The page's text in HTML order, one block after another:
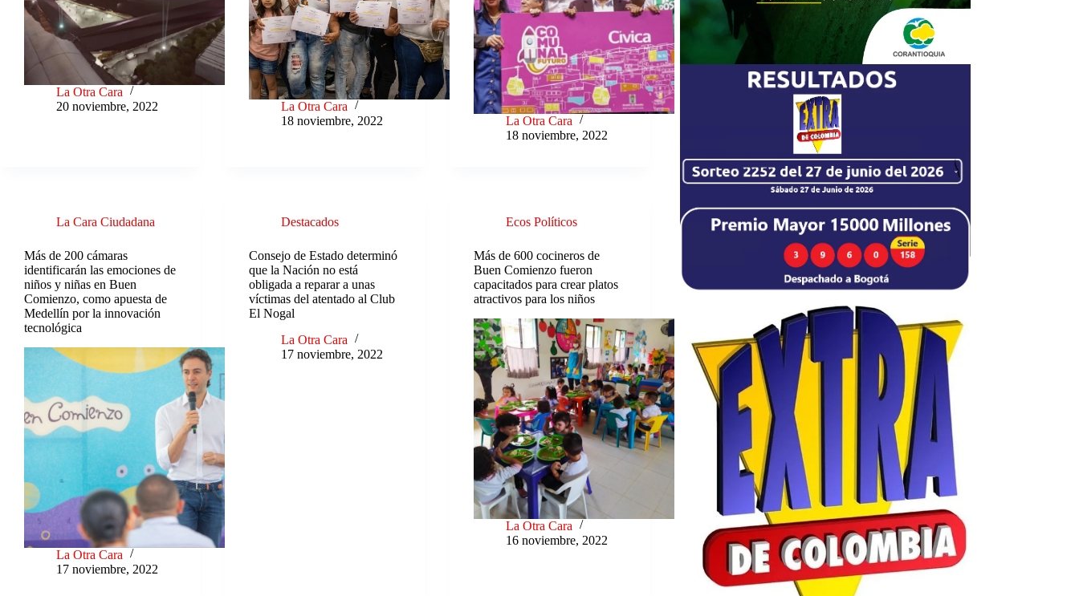
La Otra Cara
20 noviembre, 2022
La Otra Cara
18 noviembre, 2022
La Otra Cara
18 noviembre, 2022
La Cara Ciudadana
Más de 200 cámaras
identificarán las emociones de
niños y niñas en Buen
Comienzo, como apuesta de
Medellín por la innovación
tecnológica
La Otra Cara
17 noviembre, 2022
Destacados
Consejo de Estado determinó
que la Nación no está
obligada a reparar a unas
víctimas del atentado al Club
El Nogal
La Otra Cara
17 noviembre, 2022
Ecos Políticos
Más de 600 cocineros de
Buen Comienzo fueron
capacitados para crear platos
atractivos para los niños
La Otra Cara
16 noviembre, 2022